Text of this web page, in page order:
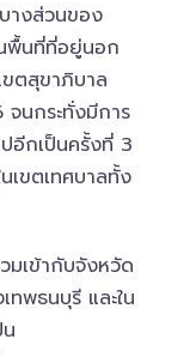
างส่วนของ
พื้นที่ที่อยู่นอก
ขตสุขาภิบาล
จนกระทั่งมีการ
อีกเป็นครั้งที่ 3
เขตเทศบาลทั้ง
มเข้ากับจังหวัด
ทพธนบุรี และใน